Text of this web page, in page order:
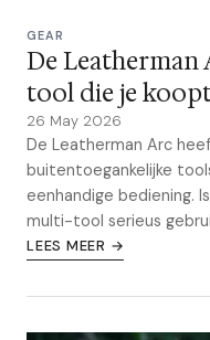
GEAR
De Leatherman
tool die je
26 May 2026
De Leatherman Arc
buitentoegankelijke
eenhandige bediening.
multi-tool serieus
LEES MEER →